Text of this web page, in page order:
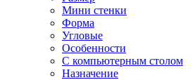
Мини стенки
Форма
Угловые
Особенности
С компьютерным столом
Назначение